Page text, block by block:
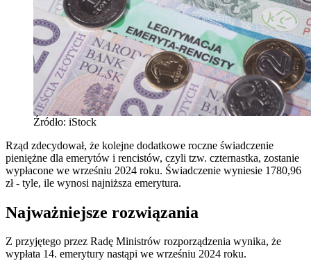
Źródło: iStock
Rząd zdecydował, że kolejne dodatkowe roczne świadczenie
pieniężne dla emerytów i rencistów, czyli tzw. czternastka, zostanie
wypłacone we wrześniu 2024 roku. Świadczenie wyniesie 1780,96
zł - tyle, ile wynosi najniższa emerytura.
Najważniejsze rozwiązania
Z przyjętego przez Radę Ministrów rozporządzenia wynika, że
wypłata 14. emerytury nastąpi we wrześniu 2024 roku.